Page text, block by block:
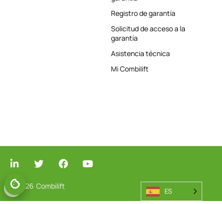
Registro de garantía
Solicitud de acceso a la
garantía
Asistencia técnica
Mi Combilift
© 2026 Combilift
ES